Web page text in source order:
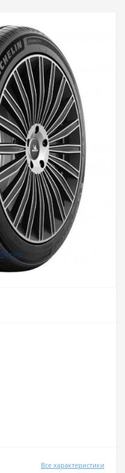
Все характеристики